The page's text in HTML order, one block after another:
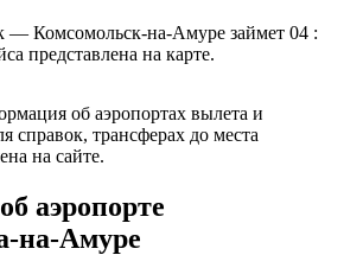
— Комсомольск-на-Амуре займет 04 :
представлена на карте.
Владивосток
об аэропортах вылета и
справок, трансферах до места
на сайте.
аэропорте
на-Амуре